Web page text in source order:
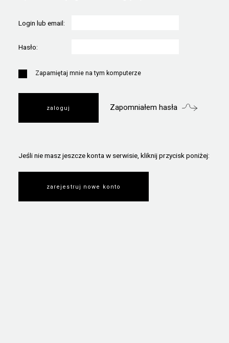
Login lub email:
Hasło:
Zapamiętaj mnie na tym komputerze
Zapomniałem hasła
Jeśli nie masz jeszcze konta w serwisie, kliknij przycisk poniżej:
zarejestruj nowe konto